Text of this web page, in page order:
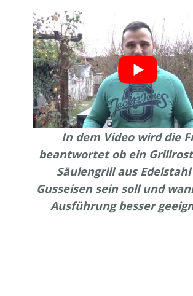
In dem Video wird die
beantwortet ob ein
Säulengrill aus
Gusseisen sein soll und
Ausführung besser